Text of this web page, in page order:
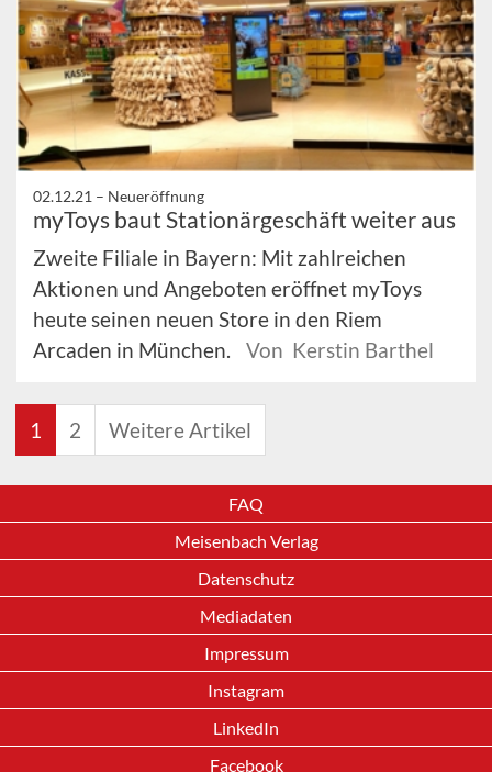
02.12.21 – Neueröffnung
myToys baut Stationärgeschäft weiter aus
Zweite Filiale in Bayern: Mit zahlreichen
Aktionen und Angeboten eröffnet myToys
heute seinen neuen Store in den Riem
Arcaden in München.
Von Kerstin Barthel
1 2 Weitere Artikel
FAQ
Meisenbach Verlag
Datenschutz
Mediadaten
Impressum
Instagram
LinkedIn
Facebook